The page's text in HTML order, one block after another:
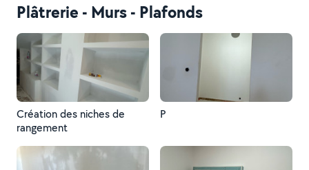
Plâtrerie - Murs - Plafonds
Création des niches de
rangement
P